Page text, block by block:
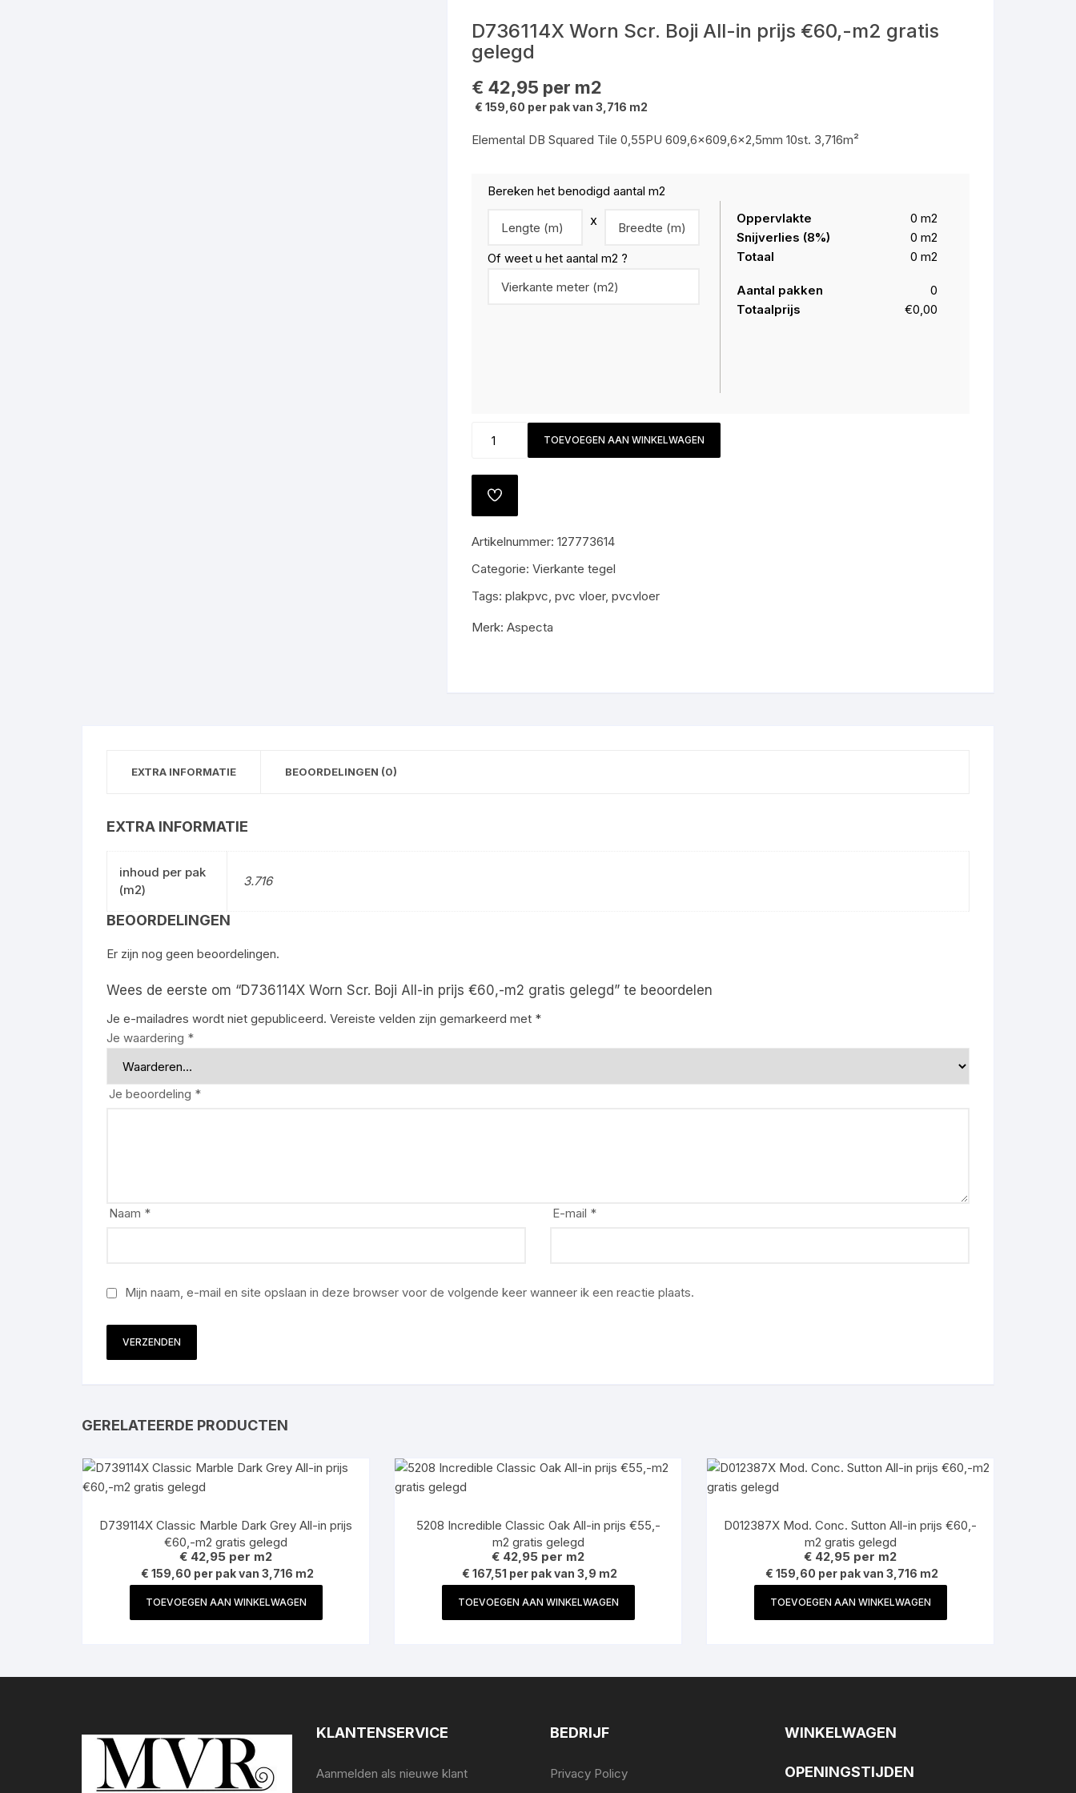
Visgraat Elemental
Elemental Multilayer (click) Plank XL Isocore
DESIGN 555 click pvc
DESIGN 555 XXL PVC DESIGN 555 XXL Plak PVC
LVT HomeLine 55
JOKA Deluxe CITY 431 ND
JOKA SKYLINE Deluxe 532
JOKA SKYLINE Deluxe 532
JOKA SKYLINE Deluxe 532
WESTSIDE Deluxe ND
Compusure tegel
Output loop tegel
Output lines tegel
JOKA Deluxe 833 Xplora 33
Plinten Fase
Vliesbehang Thuis 2023 10,05
x 0,53 m
Schuurmiddelen
D736114X Worn Scr. Boji All-in prijs €60,-m2 gratis
gelegd
€ 42,95 per m2
€ 159,60 per pak van 3,716 m2
Elemental DB Squared Tile 0,55PU 609,6×609,6×2,5mm 10st. 3,716m²
Bereken het benodigd aantal m2
x
Of weet u het aantal m2 ?
Oppervlakte 0 m2
Snijverlies (8%) 0 m2
Totaal
0 m2
Aantal pakken
0
Totaalprijs
€0,00
Worn
Boji
prijs
€60,-
gratis
gelegd
TOEVOEGEN AAN WINKELWAGEN
TOEVOEGEN
AAN
Artikelnummer: 127773614
Categorie: Vierkante tegel
Tags: plakpvc, pvc vloer, pvcvloer
Merk: Aspecta
EXTRA INFORMATIE BEOORDELINGEN (0)
EXTRA INFORMATIE
inhoud per pak
(m2)
3.716
BEOORDELINGEN
Er zijn nog geen beoordelingen.
Wees de eerste om “D736114X Worn Scr. Boji All-in prijs €60,-m2 gratis gelegd” te beoordelen
Je e-mailadres wordt niet gepubliceerd. Vereiste velden zijn gemarkeerd met *
Je waardering *
Je beoordeling *
Naam * E-mail *
Mijn naam, e-mail en site opslaan in deze browser voor de volgende keer wanneer ik een reactie plaats.
GERELATEERDE PRODUCTEN
D739114X Classic Marble Dark Grey All-in prijs
€60,-m2 gratis gelegd
€ 42,95 per m2
€ 159,60 per pak van 3,716 m2
TOEVOEGEN AAN WINKELWAGEN
5208 Incredible Classic Oak All-in prijs €55,-
m2 gratis gelegd
€ 42,95 per m2
€ 167,51 per pak van 3,9 m2
TOEVOEGEN AAN WINKELWAGEN
D012387X Mod. Conc. Sutton All-in prijs €60,-
m2 gratis gelegd
€ 42,95 per m2
€ 159,60 per pak van 3,716 m2
TOEVOEGEN AAN WINKELWAGEN
KLANTENSERVICE
Aanmelden als nieuwe klant
BEDRIJF
Privacy Policy
WINKELWAGEN
OPENINGSTIJDEN